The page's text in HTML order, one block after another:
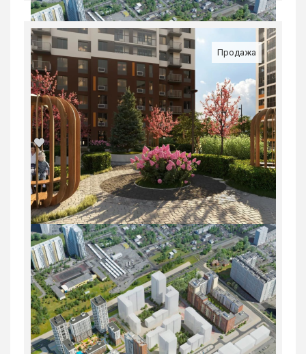
1-комн. квартира в ЖК «Русь» на
ВИЗе...
Россия, Свердловская область,
Екатеринбург
5 547 600 руб.
1 22/31
Продажа